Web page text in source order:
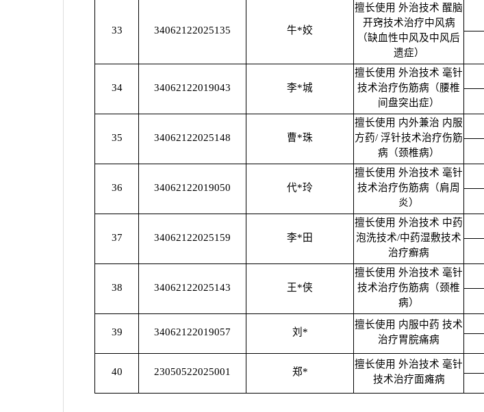
33 34062122025135 牛*姣
擅长使用 外治技术 醒脑
开窍技术治疗中风病
（缺血性中风及中风后
遗症）
34 34062122019043 李*城
擅长使用 外治技术 毫针
技术治疗伤筋病（腰椎
间盘突出症）
35 34062122025148 曹*珠
擅长使用 内外兼治 内服
方药/ 浮针技术治疗伤筋
病（颈椎病）
36 34062122019050 代*玲
擅长使用 外治技术 毫针
技术治疗伤筋病（肩周
炎）
37 34062122025159 李*田
擅长使用 外治技术 中药
泡洗技术/中药湿敷技术
治疗癣病
38 34062122025143 王*侠
擅长使用 外治技术 毫针
技术治疗伤筋病（颈椎
病）
39 34062122019057 刘*
擅长使用 内服中药 技术
治疗胃脘痛病
40 23050522025001 郑*
擅长使用 外治技术 毫针
技术治疗面瘫病